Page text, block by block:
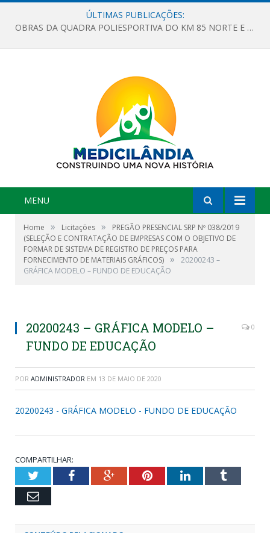
ÚLTIMAS PUBLICAÇÕES:
OBRAS DA QUADRA POLIESPORTIVA DO KM 85 NORTE E DA ESCOLA GASPAR VIANA AVANÇAM
MENU
Home » Licitações »
PREGÃO PRESENCIAL SRP Nº 038/2019
(SELEÇÃO E CONTRATAÇÃO DE EMPRESAS COM O OBJETIVO DE
FORMAR DE SISTEMA DE REGISTRO DE PREÇOS PARA
FORNECIMENTO DE MATERIAIS GRÁFICOS) »
20200243 –
GRÁFICA MODELO – FUNDO DE EDUCAÇÃO
20200243 – GRÁFICA MODELO –
FUNDO DE EDUCAÇÃO
0
POR ADMINISTRADOR EM 13 DE MAIO DE 2020
20200243 - GRÁFICA MODELO - FUNDO DE EDUCAÇÃO
COMPARTILHAR:
TwitterFacebookGoogle+PinterestLinkedInTumblr
Email